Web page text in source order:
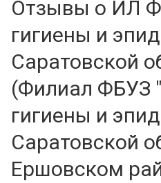
Отзывы о ИЛ
гигиены и
Саратовской
(Филиал ФБУЗ
гигиены и
Саратовской
Ершовском